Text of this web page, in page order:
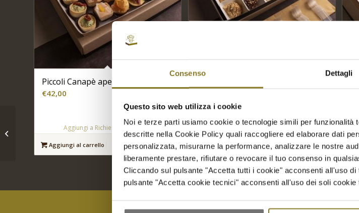
Consenso Dettagli
Questo sito web utilizza i cookie
Noi e terze parti usiamo cookie o tecnologie simili per
descritte nella Cookie Policy quali raccogliere ed elaborare dati
personalizzata, misurarne la performance, analizzare le nostre
liberamente prestare, rifiutare o revocare il tuo consenso in
Cliccando sul pulsante "Accetta tutti i cookie" acconsenti all'uso
pulsante "Accetta cookie tecnici" acconsenti all'uso dei soli cookie
Piccoli Canapè aperichic | 24 Pz.
€42,00
Aggiungi a Richiesta Preventivo
Aggiungi al carrello Mostra dettagli
bicchierini | 30 Pz.
€75,00
Aggiungi a Richiesta Preventivo
Aggiungi al carrello Mostra dettagli
Bicchierini aperitivo di